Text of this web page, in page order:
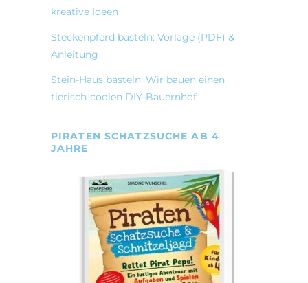
kreative Ideen
Steckenpferd basteln: Vorlage (PDF) &
Anleitung
Stein-Haus basteln: Wir bauen einen
tierisch-coolen DIY-Bauernhof
PIRATEN SCHATZSUCHE AB 4
JAHRE